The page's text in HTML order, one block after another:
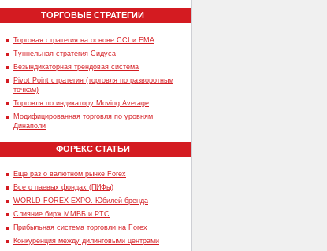
ТОРГОВЫЕ СТРАТЕГИИ
Торговая стратегия на основе CCI и EMA
Туннельная стратегия Сидуса
Безындикаторная трендовая система
Pivot Point стратегия (торговля по разворотным
точкам)
Торговля по индикатору Moving Average
Модифицированная торговля по уровням
Динаполи
ФОРЕКС СТАТЬИ
Еще раз о валютном рынке Forex
Все о паевых фондах (ПИФы)
WORLD FOREX EXPO. Юбилей бренда
Слияние бирж ММВБ и РТС
Прибыльная система торговли на Forex
Конкуренция между дилинговыми центрами